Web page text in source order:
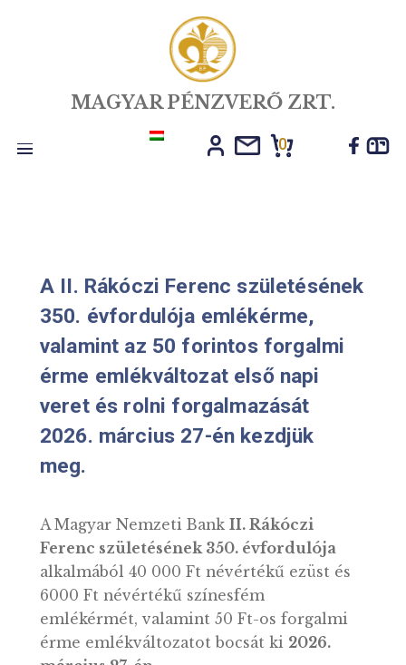
MAGYAR PÉNZVERŐ ZRT.
A II. Rákóczi Ferenc
350. évfordulója emlékérme,
valamint az 50 forintos forgalmi
érme emlékváltozat első napi
veret és rolni forgalmazását
meg.
A Magyar Nemzeti BankII. Rákóczi
Ferenc születésének 350. évfordulója
alkalmából 40 000 Ft névértékű ezüst és